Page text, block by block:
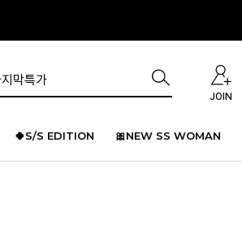
JOIN
🍀S/S EDITION 🎀NEW SS WOMAN